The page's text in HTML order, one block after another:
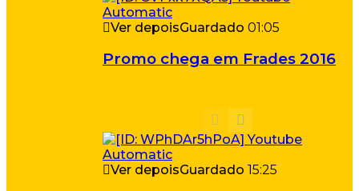
Ver depoisGuardado 01:05
Promo chega em Frades 2016
Ver depoisGuardado 15:25